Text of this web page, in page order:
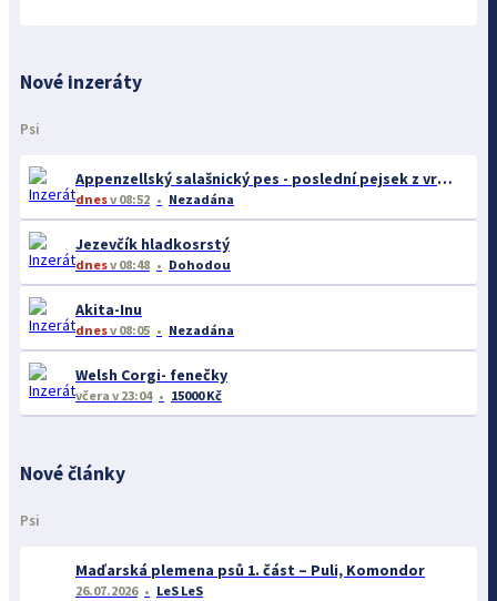
Nové inzeráty
Psi
Appenzellský salašnický pes - poslední pejsek z vrhu B
dnesv 08:52 Nezadána
Jezevčík hladkosrstý
dnesv 08:48 Dohodou
Akita-Inu
dnesv 08:05 Nezadána
Welsh Corgi- fenečky
včera v 23:04 15000 Kč
Nové články
Psi
Maďarská plemena psů 1. část – Puli, Komondor
26.07.2026 LeS LeS